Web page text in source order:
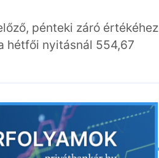
pénteki záró értékéhez
hétfői nyitásnál 554,67